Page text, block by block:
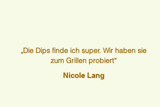
„Die Dips finde ich super. Wir haben sie
zum Grillen probiert“
Nicole Lang